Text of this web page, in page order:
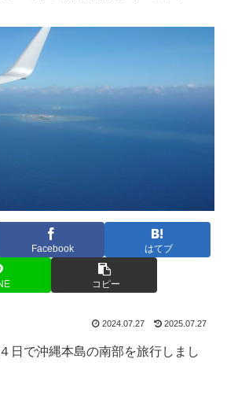
Facebook はてブ
コピー
2024.07.27 2025.07.27
日で沖縄本島の南部を旅行しまし